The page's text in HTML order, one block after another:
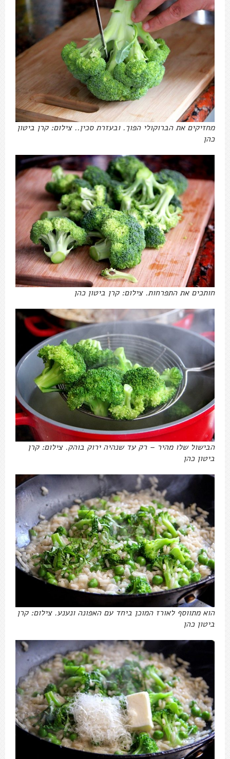
מחזיקים את הברוקולי הפוך. ובעזרת סכין.. צילום: קרן ביטון
כהן
חותכים את התפרחות. צילום: קרן ביטון כהן
הבישול שלו מהיר – רק עד שנהיה ירוק בוהק. צילום: קרן
ביטון כהן
הוא מתווסף לאורז המוכן ביחד עם האפונה ונענע. צילום: קרן
ביטון כהן